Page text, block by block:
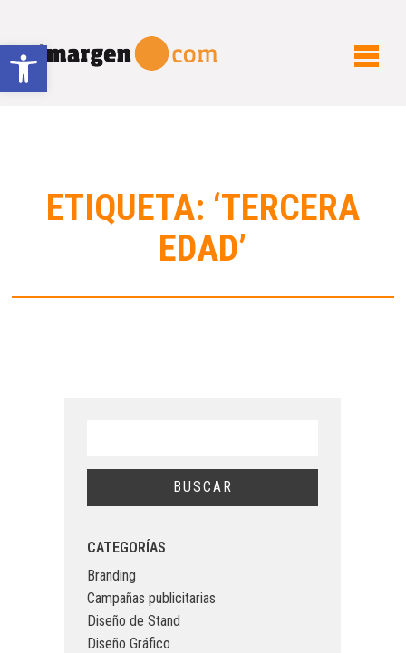
Abrir barra de herramientas
ETIQUETA: ‘TERCERA
EDAD’
CATEGORÍAS
Branding
Campañas publicitarias
Diseño de Stand
Diseño Gráfico